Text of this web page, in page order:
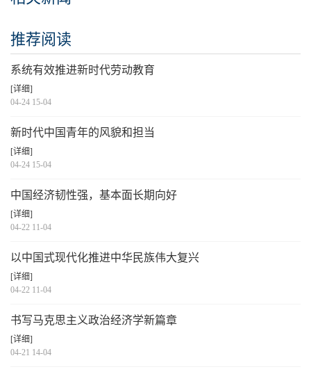
推荐阅读
系统有效推进新时代劳动教育
[详细]
04-24 15-04
新时代中国青年的风貌和担当
[详细]
04-24 15-04
中国经济韧性强，基本面长期向好
[详细]
04-22 11-04
以中国式现代化推进中华民族伟大复兴
[详细]
04-22 11-04
书写马克思主义政治经济学新篇章
[详细]
04-21 14-04